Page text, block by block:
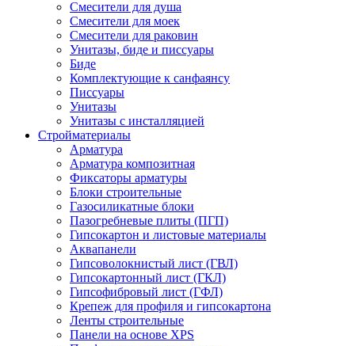
Смесители для душа
Смесители для моек
Смесители для раковин
Унитазы, биде и писсуары
Биде
Комплектующие к санфаянсу
Писсуары
Унитазы
Унитазы с инсталляцией
Стройматериалы
Арматура
Арматура композитная
Фиксаторы арматуры
Блоки строительные
Газосиликатные блоки
Пазогребневые плиты (ПГП)
Гипсокартон и листовые материалы
Аквапанели
Гипсоволокнистый лист (ГВЛ)
Гипсокартонный лист (ГКЛ)
Гипсофибровый лист (ГФЛ)
Крепеж для профиля и гипсокартона
Ленты строительные
Панели на основе XPS